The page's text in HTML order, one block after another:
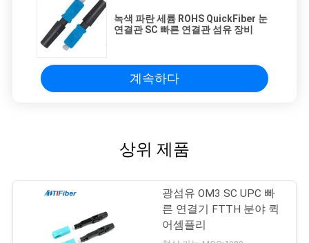
녹색 파란 세륨 ROHS QuickFiber 눈
연결관 SC 빠른 연결관 섬유 장비
계속하다
상위 제품
광섬유 OM3 SC UPC 빠
른 연결기 FTTH 분야 퀵
어셈플리